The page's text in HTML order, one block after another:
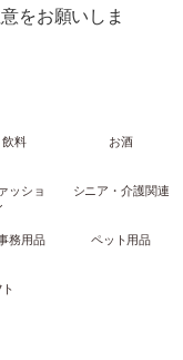
をお願いしま
飲料 お酒
ッショ
シニア・介護関連
務用品 ペット用品